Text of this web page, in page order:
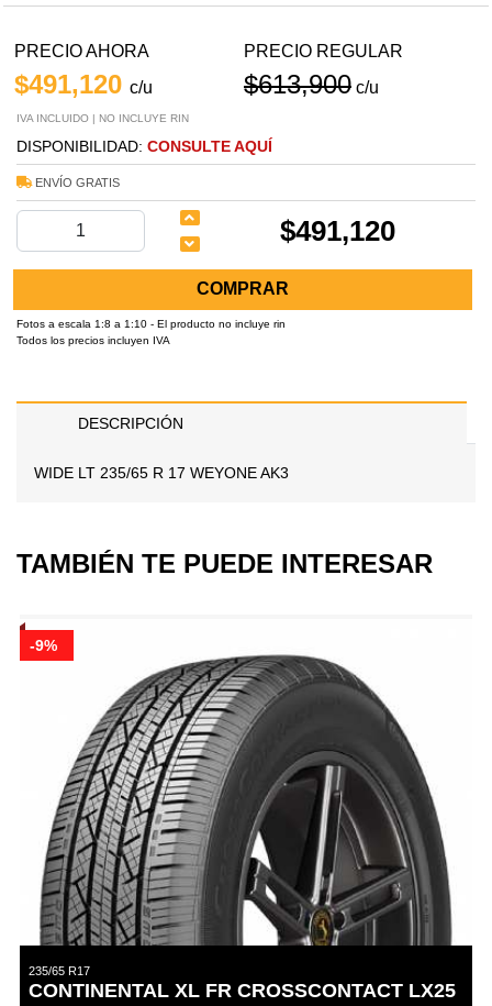
PRECIO AHORA
$491,120 c/u
PRECIO REGULAR
$613,900 c/u
IVA INCLUIDO | NO INCLUYE RIN
DISPONIBILIDAD: CONSULTE AQUÍ
ENVÍO GRATIS
$491,120
COMPRAR
Fotos a escala 1:8 a 1:10 - El producto no incluye rin
Todos los precios incluyen IVA
DESCRIPCIÓN
WIDE LT 235/65 R 17 WEYONE AK3
TAMBIÉN TE PUEDE INTERESAR
-9%
235/65 R17
CONTINENTAL XL FR CROSSCONTACT LX25